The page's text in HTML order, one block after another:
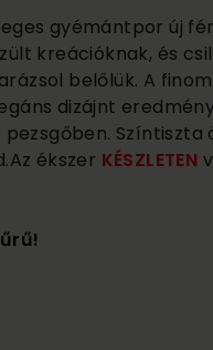
gyémántpor új
kreációknak, és
belőlük. A
dizájnt
Színtiszta
ékszer KÉSZLETEN